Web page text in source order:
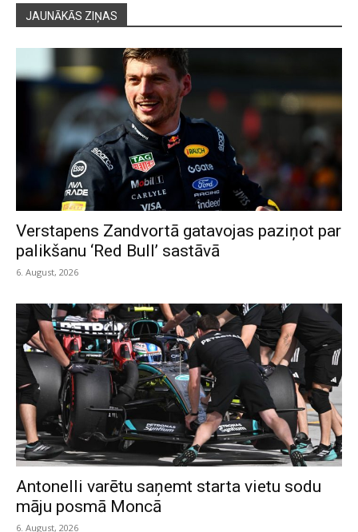
JAUNĀKĀS ZIŅAS
Verstapens Zandvortā gatavojas paziņot par
palikšanu ‘Red Bull’ sastāvā
6. August, 2026
Antonelli varētu saņemt starta vietu sodu
māju posmā Moncā
6. August, 2026